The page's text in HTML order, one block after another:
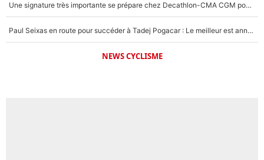
Une signature très importante se prépare chez Decathlon-CMA CGM pour aider Paul Seixas à gagner le Tour de France 2027
Paul Seixas en route pour succéder à Tadej Pogacar : Le meilleur est annoncé pour l’avenir de la pépite française
NEWS CYCLISME